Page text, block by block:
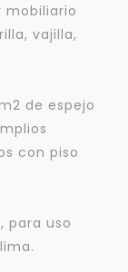
mobiliario
vajilla,
de espejo
con piso
para uso